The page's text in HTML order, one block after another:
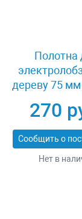
Полотна
дереву 75 мм
2 шт Зубр
270
Нет в